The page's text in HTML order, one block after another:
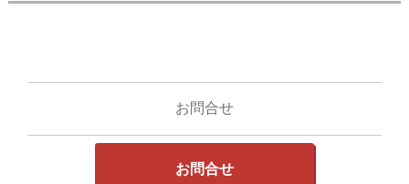
お問合せ
お問合せ